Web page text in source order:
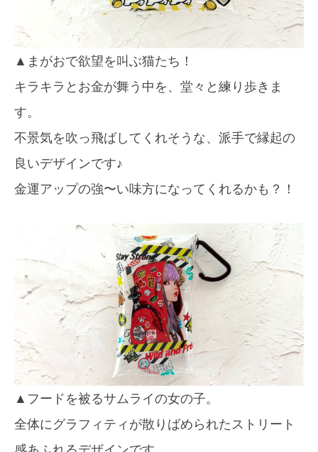
▲まがおで欲望を叫ぶ猫たち！
キラキラとお金が舞う中を、堂々と練り歩きま
す。
不景気を吹っ飛ばしてくれそうな、派手で縁起の
良いデザインです♪
金運アップの強〜い味方になってくれるかも？！
▲フードを被るサムライの女の子。
全体にグラフィティが散りばめられたストリート